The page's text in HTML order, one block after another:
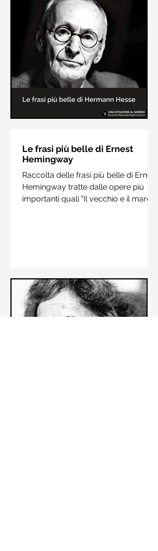
In questa pagina sono raccolte le
frasi più belle di Carl Gustav Jung
tratte dai suoi libri più significativi
come "Libro Rosso"
Hesse
Raccolta delle frasi più belle di
Hermann Hesse estrapolate dai suoi
libri più importanti come "Siddharta",
"Sull'amore" e "Demian"
Le frasi più belle di Ernest
Hemingway
Raccolta delle frasi più belle di Ernest
Hemingway tratte dalle opere più
importanti quali "Il vecchio e il mare",